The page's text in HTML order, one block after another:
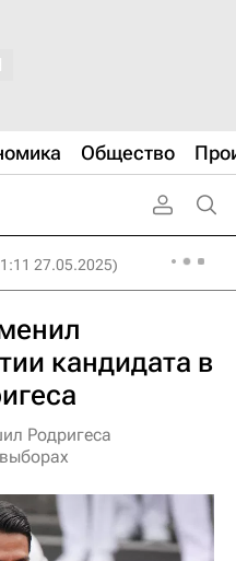
Общество
27.05.2025)
кандидата в
Родригеса